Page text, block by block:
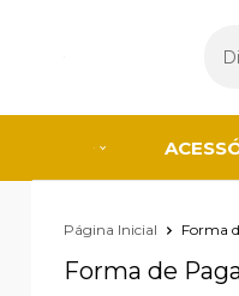
Página Inicial Forma
Forma de